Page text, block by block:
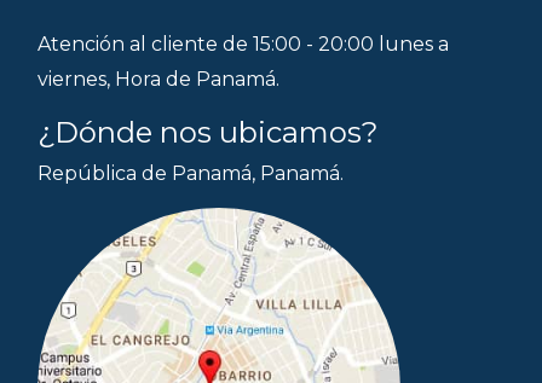
Atención al cliente de 15:00 - 20:00 lunes a
viernes, Hora de Panamá.
¿Dónde nos ubicamos?
República de Panamá, Panamá.